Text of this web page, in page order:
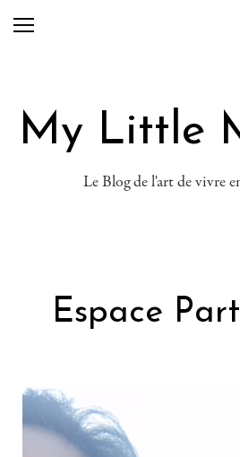
My Little
Le Blog de l'art de vivre
Espace